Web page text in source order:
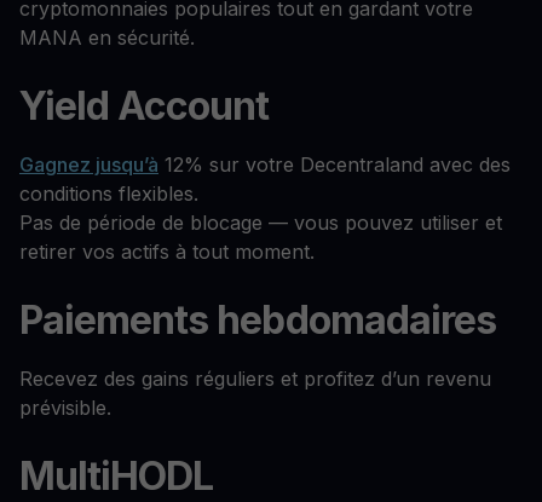
cryptomonnaies populaires tout en gardant votre
MANA en sécurité.
Yield Account
Gagnez jusqu’à 12% sur votre Decentraland avec des
conditions flexibles.
Pas de période de blocage — vous pouvez utiliser et
retirer vos actifs à tout moment.
Paiements hebdomadaires
Recevez des gains réguliers et profitez d’un revenu
prévisible.
MultiHODL